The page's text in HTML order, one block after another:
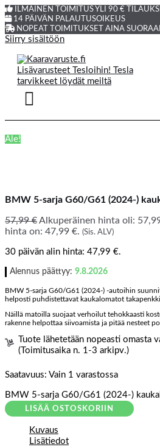
ILMAINEN TOIMITUS YLI 90 €
14 PÄIVÄN PALAUTUSOIKEUS
NOPEAT TOIMITUKSET AINA
Siirry sisältöön
Ale!
BMW 5-sarja G60/G61 (2024-)
57,99€ Alkuperäinen hinta oli:
hinta on: 47,99 €. (Sis. ALV)
30 päivän alin hinta: 47,99 €.
Alennus päättyy: 9.8.2026
BMW 5-sarja G60/G61 (2024-) -autoihin
helposti puhdistettavat kaukalomatot
Näillä matoilla suojaat verhoilut tehokkaasti
rakenne helpottaa siivoamista ja pitää nesteet
Tuote lähetetään nopeasti omasta
(Toimitusaika n. 1-3 arkipv.)
Saatavuus: Vain 1 varastossa
BMW 5-sarja G60/G61 (2024-)
LISÄÄ OSTOSKORIIN
Kuvaus
Lisätiedot